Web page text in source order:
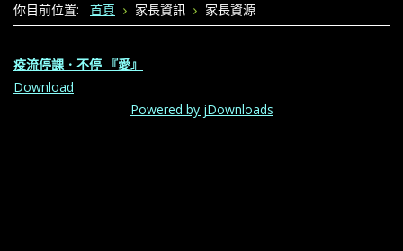
你目前位置: 首頁 家長資訊 家長資源
疫流停課．不停 『愛』
Download
Powered by jDownloads